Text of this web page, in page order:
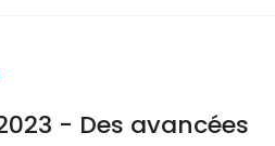
2023 - Des avancées